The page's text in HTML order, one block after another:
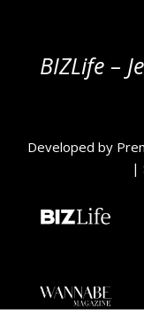
BIZLife –
Developed by
|